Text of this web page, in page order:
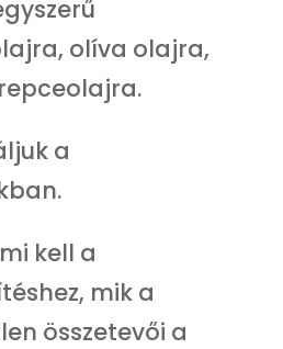
olíva olajra,
a
kell a
mik a
összetevői a